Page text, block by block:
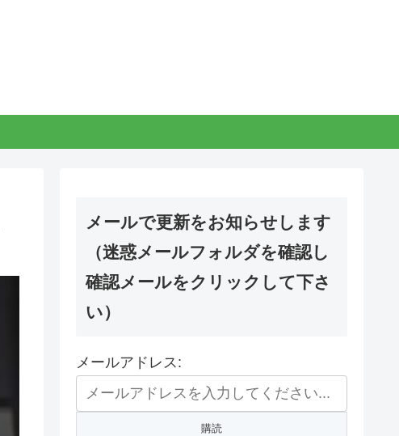
メールで更新をお知らせします
（迷惑メールフォルダを確認し
確認メールをクリックして下さ
い）
メールアドレス: